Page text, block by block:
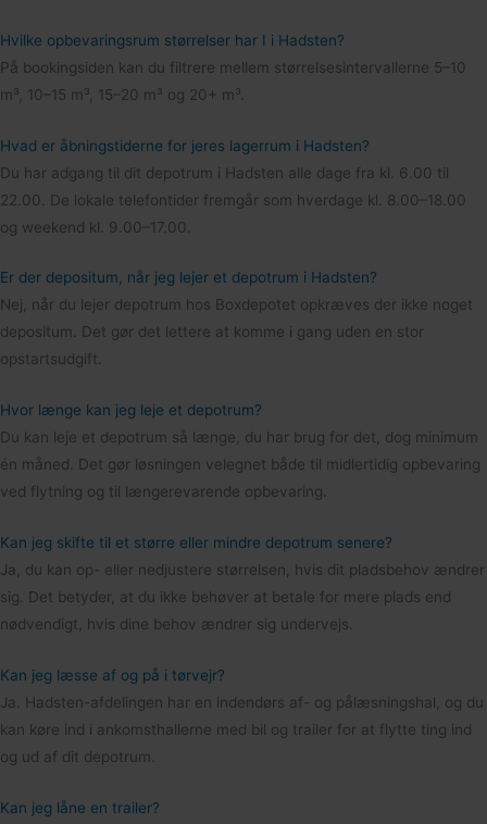
Hvilke opbevaringsrum størrelser har I i Hadsten?
På bookingsiden kan du filtrere mellem størrelsesintervallerne 5–10
m³, 10–15 m³, 15–20 m³ og 20+ m³.
Hvad er åbningstiderne for jeres lagerrum i Hadsten?
Du har adgang til dit depotrum i Hadsten alle dage fra kl. 6.00 til
22.00. De lokale telefontider fremgår som hverdage kl. 8.00–18.00
og weekend kl. 9.00–17.00.
Er der depositum, når jeg lejer et depotrum i Hadsten?
Nej, når du lejer depotrum hos Boxdepotet opkræves der ikke noget
depositum. Det gør det lettere at komme i gang uden en stor
opstartsudgift.
Hvor længe kan jeg leje et depotrum?
Du kan leje et depotrum så længe, du har brug for det, dog minimum
én måned. Det gør løsningen velegnet både til midlertidig opbevaring
ved flytning og til længerevarende opbevaring.
Kan jeg skifte til et større eller mindre depotrum senere?
Ja, du kan op- eller nedjustere størrelsen, hvis dit pladsbehov ændrer
sig. Det betyder, at du ikke behøver at betale for mere plads end
nødvendigt, hvis dine behov ændrer sig undervejs.
Kan jeg læsse af og på i tørvejr?
Ja. Hadsten-afdelingen har en indendørs af- og pålæsningshal, og du
kan køre ind i ankomsthallerne med bil og trailer for at flytte ting ind
og ud af dit depotrum.
Kan jeg låne en trailer?